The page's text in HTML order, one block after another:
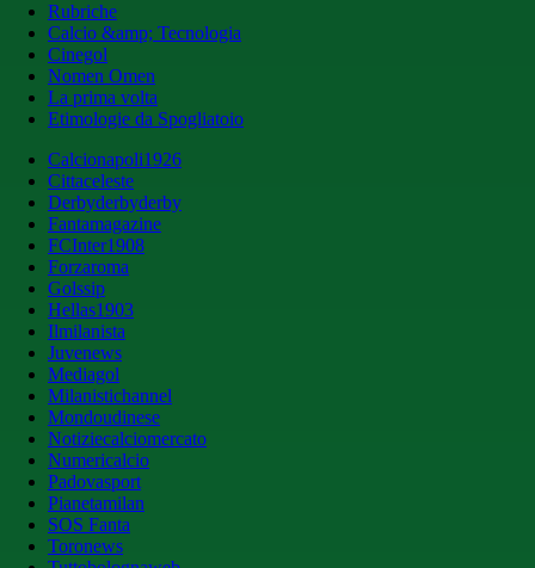
Rubriche
Calcio &amp; Tecnologia
Cinegol
Nomen Omen
La prima volta
Etimologie da Spogliatoio
Calcionapoli1926
Cittaceleste
Derbyderbyderby
Fantamagazine
FCInter1908
Forzaroma
Golssip
Hellas1903
Ilmilanista
Juvenews
Mediagol
Milanistichannel
Mondoudinese
Notiziecalciomercato
Numericalcio
Padovasport
Pianetamilan
SOS Fanta
Toronews